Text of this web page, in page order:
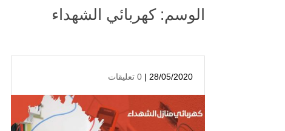
الوسم:كهربائي الشهداء
28/05/2020 | 0 تعليقات